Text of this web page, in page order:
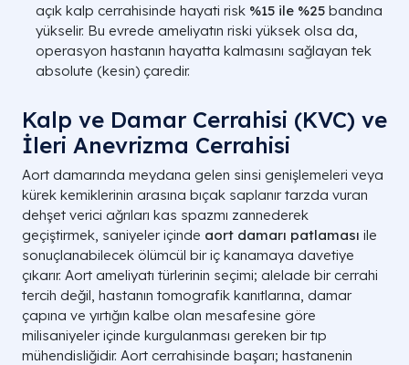
açık kalp cerrahisinde hayati risk %15 ile %25 bandına
yükselir. Bu evrede ameliyatın riski yüksek olsa da,
operasyon hastanın hayatta kalmasını sağlayan tek
absolute (kesin) çaredir.
Kalp ve Damar Cerrahisi (KVC) ve
İleri Anevrizma Cerrahisi
Aort damarında meydana gelen sinsi genişlemeleri veya
kürek kemiklerinin arasına bıçak saplanır tarzda vuran
dehşet verici ağrıları kas spazmı zannederek
geçiştirmek, saniyeler içinde aort damarı patlaması ile
sonuçlanabilecek ölümcül bir iç kanamaya davetiye
çıkarır. Aort ameliyatı türlerinin seçimi; alelade bir cerrahi
tercih değil, hastanın tomografik kanıtlarına, damar
çapına ve yırtığın kalbe olan mesafesine göre
milisaniyeler içinde kurgulanması gereken bir tıp
mühendisliğidir. Aort cerrahisinde başarı; hastanenin